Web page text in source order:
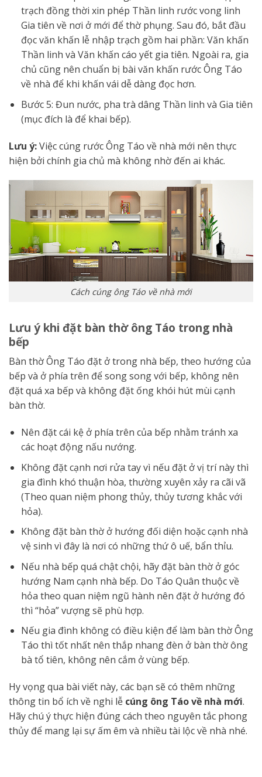
trạch đồng thời xin phép Thần linh rước vong linh
Gia tiên về nơi ở mới để thờ phụng. Sau đó, bắt đầu
đọc văn khấn lễ nhập trạch gồm hai phần: Văn khấn
Thần linh và Văn khấn cáo yết gia tiên. Ngoài ra, gia
chủ cũng nên chuẩn bị bài văn khấn rước Ông Táo
về nhà để khi khấn vái dễ dàng đọc hơn.
Bước 5: Đun nước, pha trà dâng Thần linh và Gia tiên
(mục đích là để khai bếp).
Lưu ý:Việc cúng rước Ông Táo về nhà mới nên thực
hiện bởi chính gia chủ mà không nhờ đến ai khác.
Cách cúng ông Táo về nhà mới
Lưu ý khi đặt bàn thờ ông Táo trong nhà
bếp
Bàn thờ Ông Táo đặt ở trong nhà bếp, theo hướng của
bếp và ở phía trên để song song với bếp, không nên
đặt quá xa bếp và không đặt ống khói hút mùi cạnh
bàn thờ.
Nên đặt cái kệ ở phía trên của bếp nhằm tránh xa
các hoạt động nấu nướng.
Không đặt cạnh nơi rửa tay vì nếu đặt ở vị trí này thì
gia đình khó thuận hòa, thường xuyên xảy ra cãi vã
(Theo quan niệm phong thủy, thủy tương khắc với
hỏa).
Không đặt bàn thờ ở hướng đối diện hoặc cạnh nhà
vệ sinh vì đây là nơi có những thứ ô uế, bẩn thỉu.
Nếu nhà bếp quá chật chội, hãy đặt bàn thờ ở góc
hướng Nam cạnh nhà bếp. Do Táo Quân thuộc về
hỏa theo quan niệm ngũ hành nên đặt ở hướng đó
thì “hỏa” vượng sẽ phù hợp.
Nếu gia đình không có điều kiện để làm bàn thờ Ông
Táo thì tốt nhất nên thắp nhang đèn ở bàn thờ ông
bà tổ tiên, không nên cắm ở vùng bếp.
Hy vọng qua bài viết này, các bạn sẽ có thêm những
thông tin bổ ích về nghi lễ cúng ông Táo về nhà mới.
Hãy chú ý thực hiện đúng cách theo nguyên tắc phong
thủy để mang lại sự ấm êm và nhiều tài lộc về nhà nhé.